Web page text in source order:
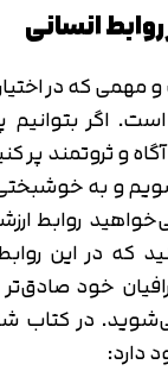
که در اختیار
اگر بتوانیم
و ثروتمند پر
و به
روابط
که در این
خود صادق‌تر
در کتاب
دارد: